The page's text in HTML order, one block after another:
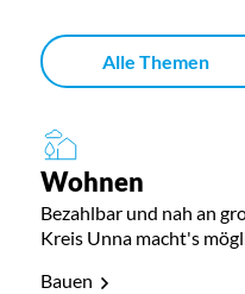
Alle Themen
Wohnen
Bezahlbar und nah an
Kreis Unna macht's
Bauen